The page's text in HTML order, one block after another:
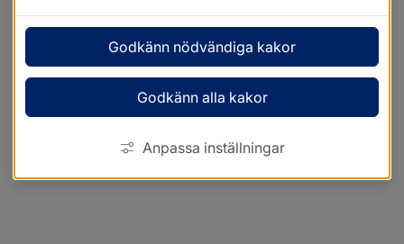
Godkänn nödvändiga kakor
Godkänn alla kakor
Anpassa inställningar